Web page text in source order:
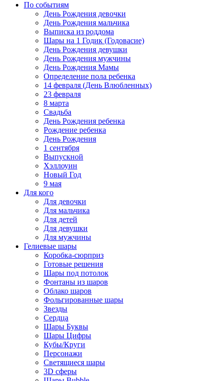
По событиям
День Рождения девочки
День Рождения мальчика
Выписка из роддома
Шары на 1 Годик (Годовасие)
День Рождения девушки
День Рождения мужчины
День Рождения Мамы
Определение пола ребенка
14 февраля (День Влюбленных)
23 февраля
8 марта
Свадьба
День Рождения ребенка
Рождение ребенка
День Рождения
1 сентября
Выпускной
Хэллоуин
Новый Год
9 мая
Для кого
Для девочки
Для мальчика
Для детей
Для девушки
Для мужчины
Гелиевые шары
Коробка-сюрприз
Готовые решения
Шары под потолок
Фонтаны из шаров
Облако шаров
Фольгированные шары
Звезды
Сердца
Шары Буквы
Шары Цифры
Кубы/Круги
Персонажи
Светящиеся шары
3D сферы